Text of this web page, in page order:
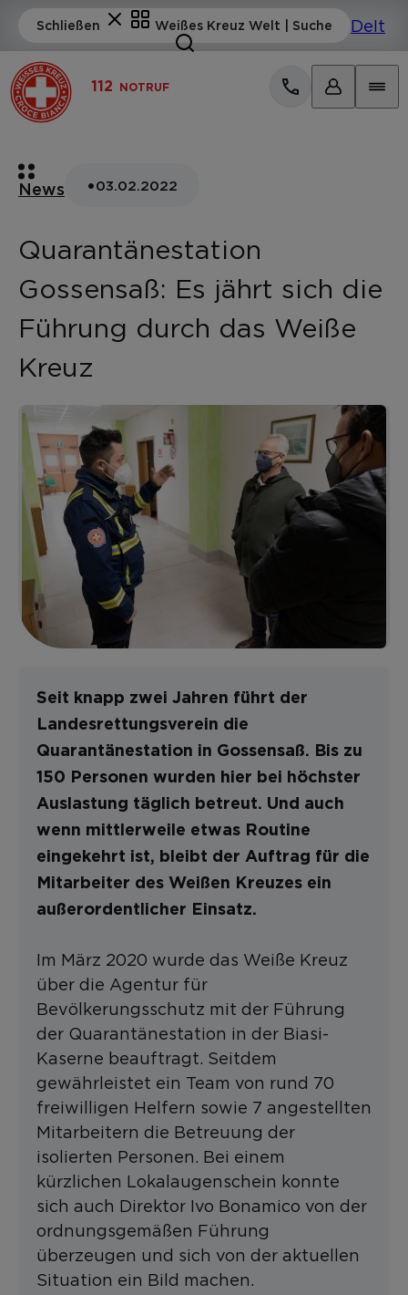
112 NOTRUF
News •03.02.2022
Quarantänestation
Gossensaß: Es jährt sich die
Führung durch das Weiße
Kreuz
Seit knapp zwei Jahren führt der
Landesrettungsverein die
Quarantänestation in Gossensaß. Bis zu
150 Personen wurden hier bei höchster
Auslastung täglich betreut. Und auch
wenn mittlerweile etwas Routine
eingekehrt ist, bleibt der Auftrag für die
Mitarbeiter des Weißen Kreuzes ein
außerordentlicher Einsatz.
Im März 2020 wurde das Weiße Kreuz
über die Agentur für
Bevölkerungsschutz mit der Führung
der Quarantänestation in der Biasi-
Kaserne beauftragt. Seitdem
gewährleistet ein Team von rund 70
freiwilligen Helfern sowie 7 angestellten
Mitarbeitern die Betreuung der
isolierten Personen. Bei einem
kürzlichen Lokalaugenschein konnte
sich auch Direktor Ivo Bonamico von der
ordnungsgemäßen Führung
überzeugen und sich von der aktuellen
Situation ein Bild machen.